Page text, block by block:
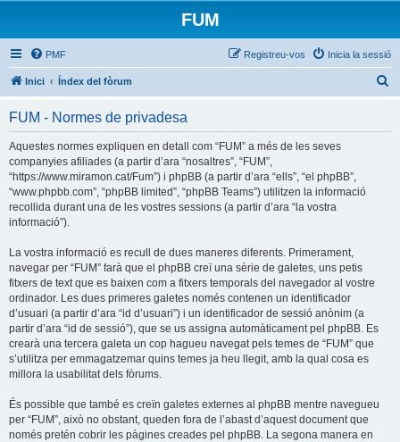
FUM
PMF Inicia la sessió
Registreu-vos
Inici Índex del fòrum
FUM - Normes de privadesa
Aquestes normes expliquen en detall com “FUM” a més de les seves
companyies afiliades (a partir d’ara “nosaltres”, “FUM”,
“https://www.miramon.cat/Fum”) i phpBB (a partir d’ara “ells”, “el phpBB”,
“www.phpbb.com”, “phpBB limited”, “phpBB Teams”) utilitzen la informació
recollida durant una de les vostres sessions (a partir d’ara “la vostra
informació”).
La vostra informació es recull de dues maneres diferents. Primerament,
navegar per “FUM” farà que el phpBB creï una sèrie de galetes, uns petis
fitxers de text que es baixen com a fitxers temporals del navegador al vostre
ordinador. Les dues primeres galetes només contenen un identificador
d’usuari (a partir d’ara “id d’usuari”) i un identificador de sessió anònim (a
partir d’ara “id de sessió”), que se us assigna automàticament pel phpBB. Es
crearà una tercera galeta un cop hagueu navegat pels temes de “FUM” que
s’utilitza per emmagatzemar quins temes ja heu llegit, amb la qual cosa es
millora la usabilitat dels fòrums.
És possible que també es creïn galetes externes al phpBB mentre navegueu
per “FUM”, això no obstant, queden fora de l’abast d’aquest document que
només pretén cobrir les pàgines creades pel phpBB. La segona manera en